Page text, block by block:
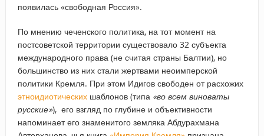
появилась «свободная Россия».
По мнению чеченского политика, на тот момент на
постсоветской территории существовало 32 субъекта
международного права (не считая страны Балтии), но
большинство из них стали жертвами неоимперской
политики Кремля. При этом Идигов свободен от расхожих
этноидиотическихшаблонов (типа «во всем виноваты
русские»), его взгляд по глубине и объективности
напоминает его знаменитого земляка Абдурахмана